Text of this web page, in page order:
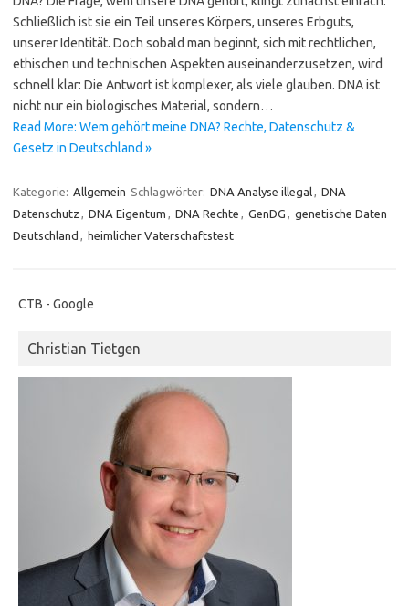
Schließlich ist sie ein Teil unseres Körpers, unseres Erbguts,
unserer Identität. Doch sobald man beginnt, sich mit rechtlichen,
ethischen und technischen Aspekten auseinanderzusetzen, wird
schnell klar: Die Antwort ist komplexer, als viele glauben. DNA ist
nicht nur ein biologisches Material, sondern…
Read More: Wem gehört meine DNA? Rechte, Datenschutz &
Gesetz in Deutschland »
Kategorie: Allgemein Schlagwörter: DNA Analyse illegal
DNA
Datenschutz
DNA Eigentum DNA Rechte GenDG
genetische Daten
Deutschland
heimlicher Vaterschaftstest
CTB - Google
Christian Tietgen